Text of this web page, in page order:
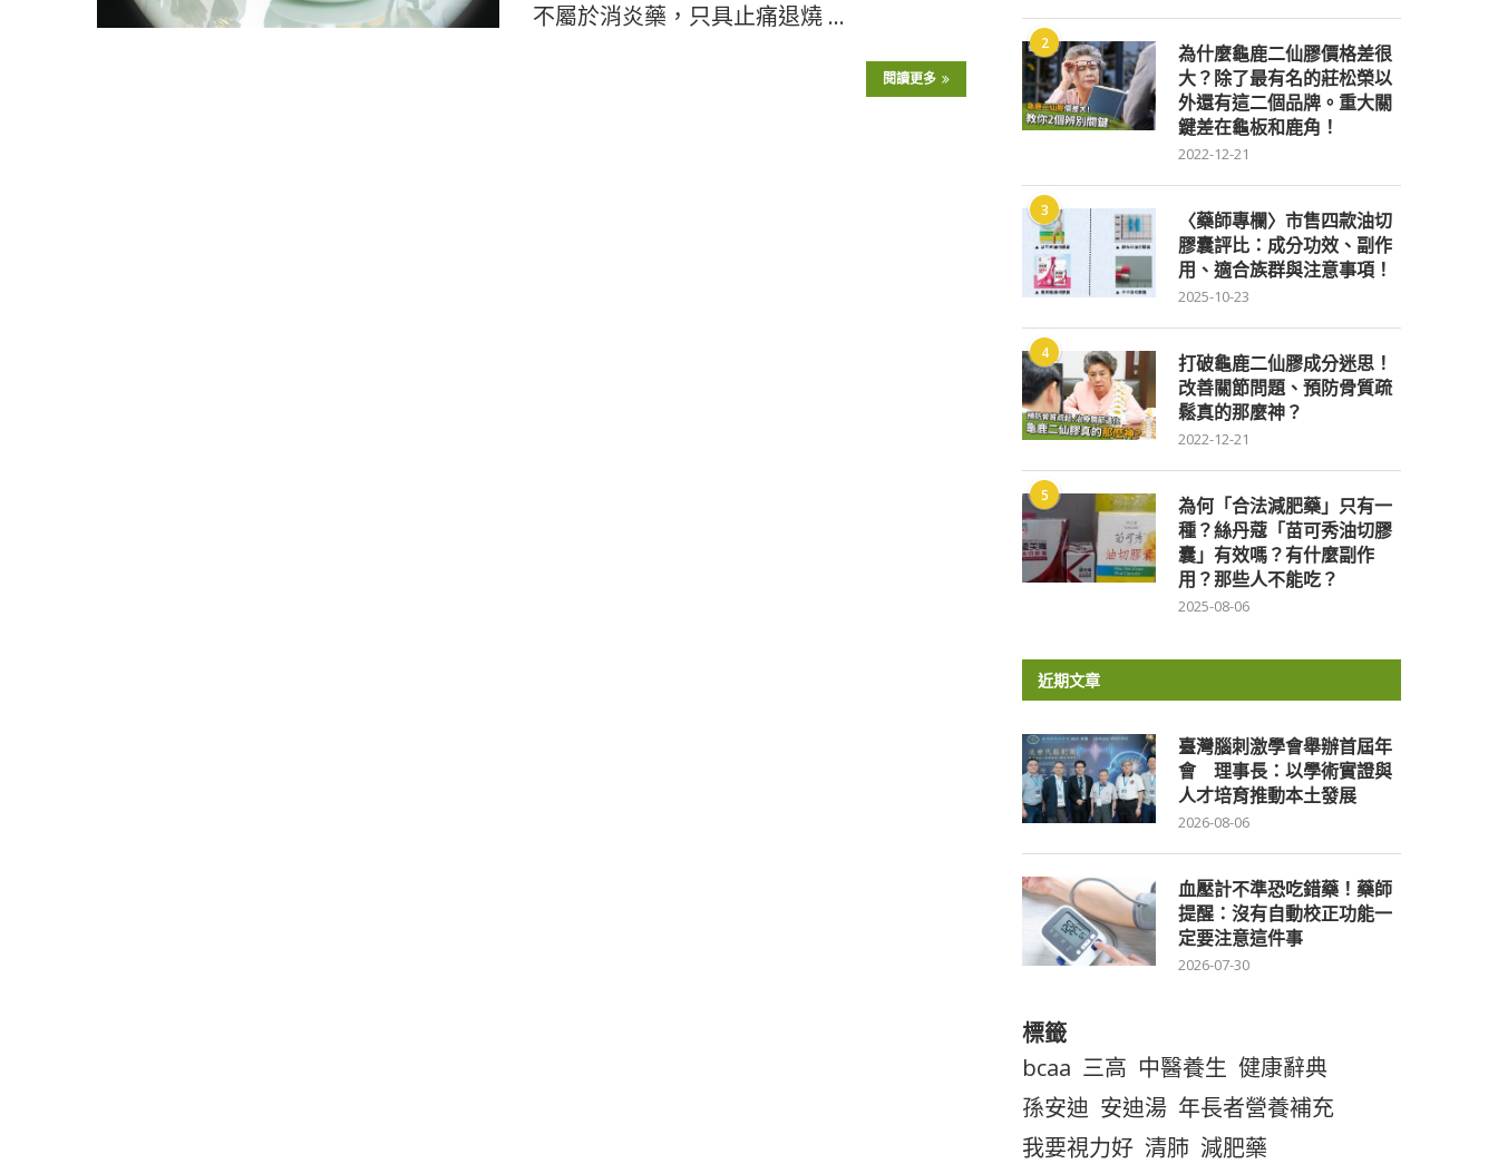
不屬於消炎藥，只具止痛退燒 …
閱讀更多
2
為什麼龜鹿二仙膠價格差很
大？除了最有名的莊松榮以
外還有這二個品牌。重大關
鍵差在龜板和鹿角！
2022-12-21
3
〈藥師專欄〉市售四款油切
膠囊評比：成分功效、副作
用、適合族群與注意事項！
2025-10-23
4
打破龜鹿二仙膠成分迷思！
改善關節問題、預防骨質疏
鬆真的那麼神？
2022-12-21
5
為何「合法減肥藥」只有一
種？絲丹蔻「苗可秀油切膠
囊」有效嗎？有什麼副作
用？那些人不能吃？
2025-08-06
近期文章
臺灣腦刺激學會舉辦首屆年
會 理事長：以學術實證與
人才培育推動本土發展
2026-08-06
血壓計不準恐吃錯藥！藥師
提醒：沒有自動校正功能一
定要注意這件事
2026-07-30
標籤
bcaa 三高 中醫養生 健康辭典
孫安迪 安迪湯 年長者營養補充
我要視力好 清肺 減肥藥